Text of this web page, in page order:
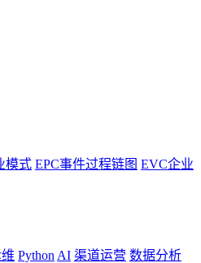
模式 EPC事件过程链图 EVC企业
Python AI 渠道运营 数据分析